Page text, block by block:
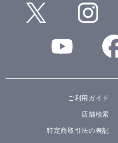
ご利用ガイド
店舗検索
特定商取引法の表記